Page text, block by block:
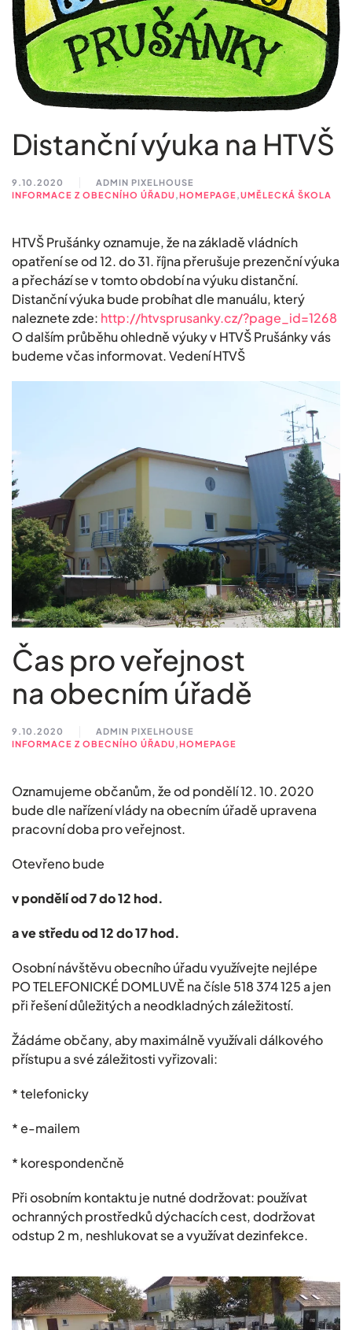
Distanční výuka na HTVŠ
9.10.2020
ADMIN PIXELHOUSE
INFORMACE Z OBECNÍHO ÚŘADU,HOMEPAGE,UMĚLECKÁ ŠKOLA
HTVŠ Prušánky oznamuje, že na základě vládních
opatření se od 12. do 31. října přerušuje prezenční výuka
a přechází se v tomto období na výuku distanční.
Distanční výuka bude probíhat dle manuálu, který
naleznete zde: http://htvsprusanky.cz/?page_id=1268
O dalším průběhu ohledně výuky v HTVŠ Prušánky vás
budeme včas informovat. Vedení HTVŠ
Čas pro veřejnost
na obecním úřadě
9.10.2020
ADMIN PIXELHOUSE
INFORMACE Z OBECNÍHO ÚŘADU,HOMEPAGE
Oznamujeme občanům, že od pondělí 12. 10. 2020
bude dle nařízení vlády na obecním úřadě upravena
pracovní doba pro veřejnost.
Otevřeno bude
v pondělí od 7 do 12 hod.
a ve středu od 12 do 17 hod.
Osobní návštěvu obecního úřadu využívejte nejlépe
PO TELEFONICKÉ DOMLUVĚ na čísle 518 374 125 a jen
při řešení důležitých a neodkladných záležitostí.
Žádáme občany, aby maximálně využívali dálkového
přístupu a své záležitosti vyřizovali:
* telefonicky
* e-mailem
* korespondenčně
Při osobním kontaktu je nutné dodržovat: používat
ochranných prostředků dýchacích cest, dodržovat
odstup 2 m, neshlukovat se a využívat dezinfekce.